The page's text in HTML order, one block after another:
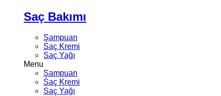
Saç Bakımı
Şampuan
Saç Kremi
Saç Yağı
Menu
Şampuan
Saç Kremi
Saç Yağı